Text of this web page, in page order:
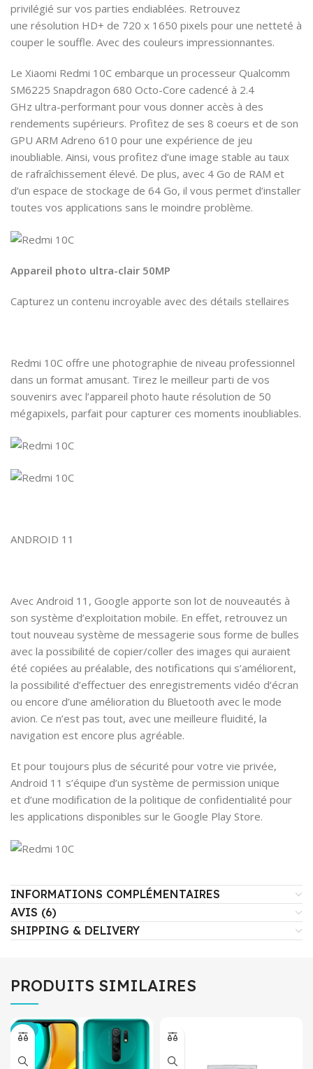
privilégié sur vos parties endiablées. Retrouvez
une résolution HD+ de 720 x 1650 pixels pour une netteté à
couper le souffle. Avec des couleurs impressionnantes.
Le Xiaomi Redmi 10C embarque un processeur Qualcomm
SM6225 Snapdragon 680 Octo-Core cadencé à 2.4
GHz ultra-performant pour vous donner accès à des
rendements supérieurs. Profitez de ses 8 coeurs et de son
GPU ARM Adreno 610 pour une expérience de jeu
inoubliable. Ainsi, vous profitez d’une image stable au taux
de rafraîchissement élevé. De plus, avec 4 Go de RAM et
d’un espace de stockage de 64 Go, il vous permet d’installer
toutes vos applications sans le moindre problème.
Appareil photo ultra-clair 50MP
Capturez un contenu incroyable avec des détails stellaires
Redmi 10C offre une photographie de niveau professionnel
dans un format amusant. Tirez le meilleur parti de vos
souvenirs avec l’appareil photo haute résolution de 50
mégapixels, parfait pour capturer ces moments inoubliables.
ANDROID 11
Avec Android 11, Google apporte son lot de nouveautés à
son système d’exploitation mobile. En effet, retrouvez un
tout nouveau système de messagerie sous forme de bulles
avec la possibilité de copier/coller des images qui auraient
été copiées au préalable, des notifications qui s’améliorent,
la possibilité d’effectuer des enregistrements vidéo d’écran
ou encore d’une amélioration du Bluetooth avec le mode
avion. Ce n’est pas tout, avec une meilleure fluidité, la
navigation est encore plus agréable.
Et pour toujours plus de sécurité pour votre vie privée,
Android 11 s’équipe d’un système de permission unique
et d’une modification de la politique de confidentialité pour
les applications disponibles sur le Google Play Store.
INFORMATIONS COMPLÉMENTAIRES
AVIS (6)
SHIPPING & DELIVERY
PRODUITS SIMILAIRES
-4%